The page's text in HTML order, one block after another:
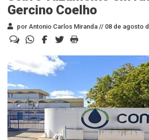
Gercino Coelho
por Antonio Carlos Miranda // 08 de agosto